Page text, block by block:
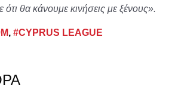
ότι θα κάνουμε κινήσεις με ξένους».
, #CYPRUS LEAGUE